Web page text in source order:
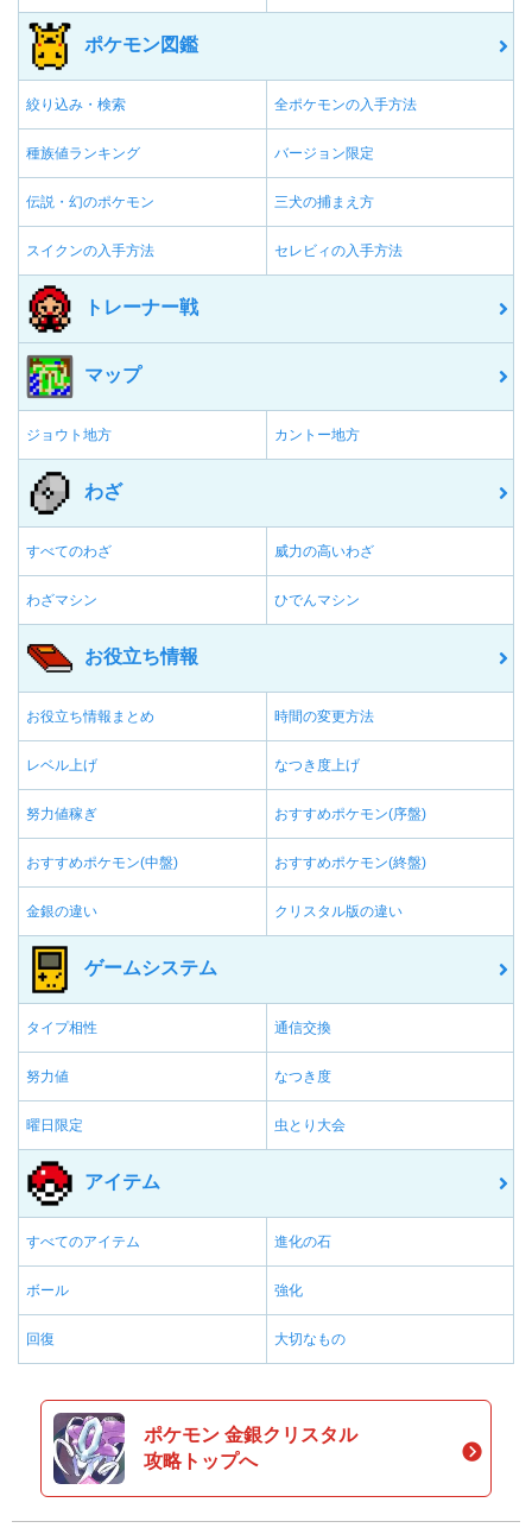
ポケモン図鑑
絞り込み・検索 全ポケモンの入手方法
種族値ランキング バージョン限定
伝説・幻のポケモン 三犬の捕まえ方
スイクンの入手方法 セレビィの入手方法
トレーナー戦
マップ
ジョウト地方 カントー地方
わざ
すべてのわざ 威力の高いわざ
わざマシン ひでんマシン
お役立ち情報
お役立ち情報まとめ 時間の変更方法
レベル上げ なつき度上げ
努力値稼ぎ おすすめポケモン(序盤)
おすすめポケモン(中盤) おすすめポケモン(終盤)
金銀の違い クリスタル版の違い
ゲームシステム
タイプ相性 通信交換
努力値 なつき度
曜日限定 虫とり大会
アイテム
すべてのアイテム 進化の石
ボール 強化
回復 大切なもの
ポケモン 金銀クリスタル
攻略トップへ